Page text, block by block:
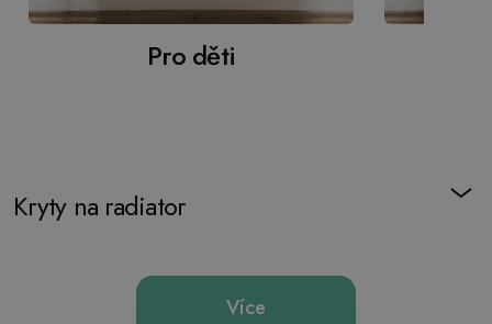
Pro děti
Kryty na radiator
Více